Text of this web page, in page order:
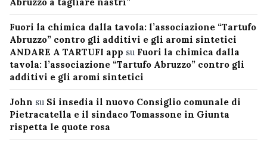
Fuori la chimica dalla tavola: l’associazione “Tartufo
Abruzzo” contro gli additivi e gli aromi sintetici
ANDARE A TARTUFI app su Fuori la chimica dalla
tavola: l’associazione “Tartufo Abruzzo” contro gli
additivi e gli aromi sintetici
John su Si insedia il nuovo Consiglio comunale di
Pietracatella e il sindaco Tomassone in Giunta
rispetta le quote rosa